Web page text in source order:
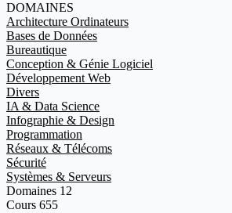
DOMAINES
Architecture Ordinateurs
Bases de Données
Bureautique
Conception & Génie Logiciel
Développement Web
Divers
IA & Data Science
Infographie & Design
Programmation
Réseaux & Télécoms
Sécurité
Systèmes & Serveurs
Domaines 12
Cours 655